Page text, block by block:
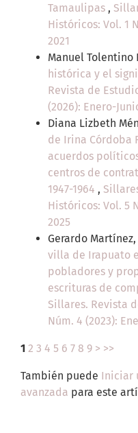
Tamaulipas ,
Históricos: Vol. 1
2021
Manuel Tolentino
histórica y el
Revista de
(2026): Enero-
Diana Lizbeth
de Irina Córdoba
acuerdos
centros de
1947-1964 ,
Históricos: Vol. 5
2025
Gerardo Martínez,
villa de Irapuato
pobladores y
escrituras de
Sillares. Revista
Núm. 4 (2023):
1 2 3 4 5 6 7 8 9 > >>
También puede Iniciar
avanzada para este